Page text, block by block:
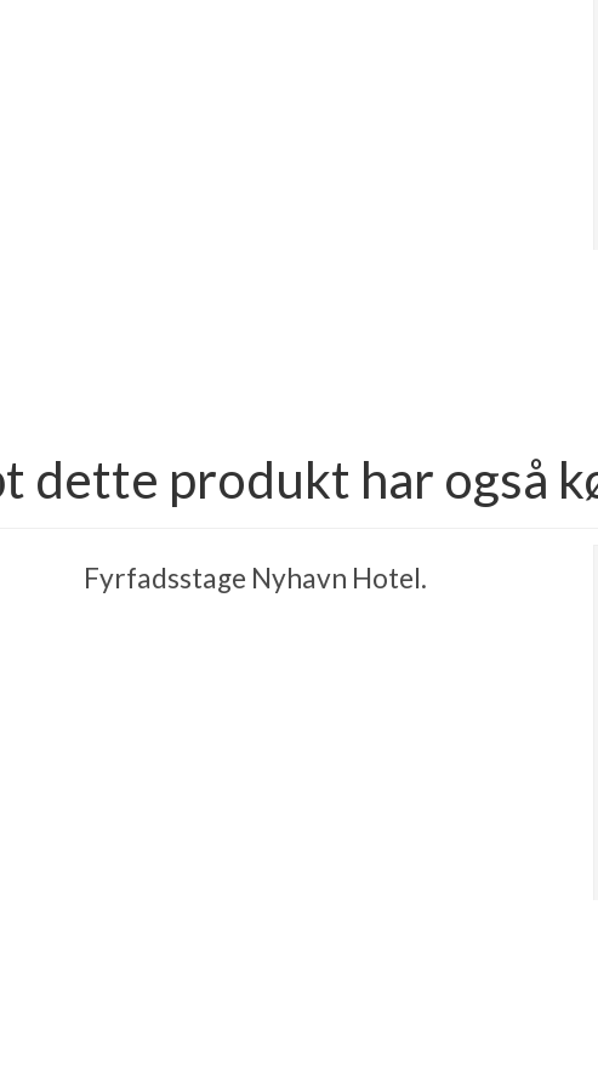
dette produkt har også
Fyrfadsstage Nyhavn Hotel.